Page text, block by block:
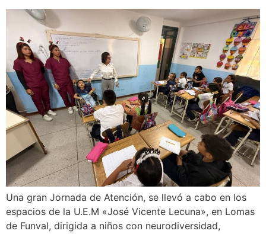
Una gran Jornada de Atención, se llevó a cabo en los
espacios de la U.E.M «José Vicente Lecuna», en Lomas
de Funval, dirigida a niños con neurodiversidad,